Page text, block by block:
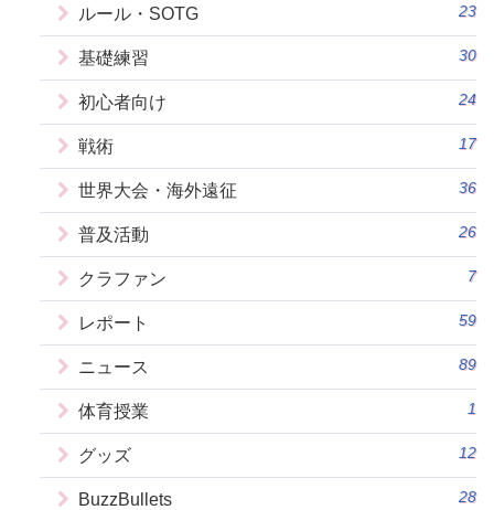
ルール・SOTG 23
基礎練習 30
初心者向け 24
戦術 17
世界大会・海外遠征 36
普及活動 26
クラファン 7
レポート 59
ニュース 89
体育授業 1
グッズ 12
BuzzBullets 28